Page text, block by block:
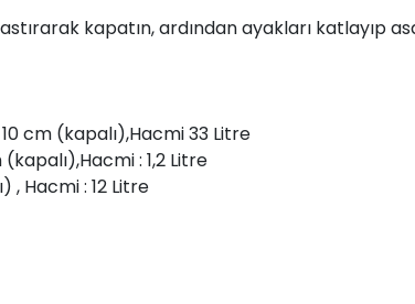
kapatın, ardından ayakları katlayıp
cm (kapalı),Hacmi 33 Litre
: 1,2 Litre
, Hacmi : 12 Litre